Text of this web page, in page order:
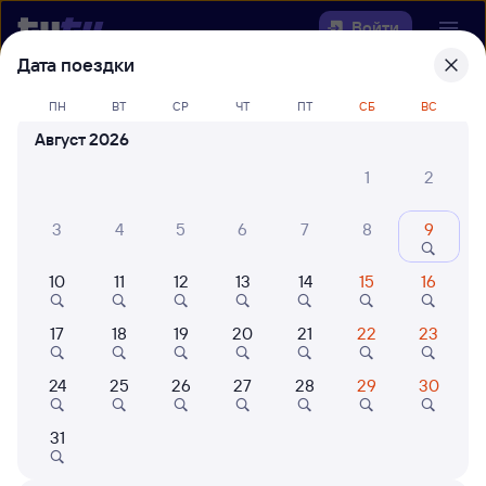
Войти
Выберите день, чтобы найтиж/д
билеты Кнорринг — Тулучи
Куда
Когда
Кто едет
Найти поезда
Дата поездки
ПН ВТ СР ЧТ ПТ СБ ВС
Август 2026
1
2
3 4 5 6 7 8 9
10 11 12 13 14 15 16
17 18 19 20 21 22 23
24 25 26 27 28 29 30
31